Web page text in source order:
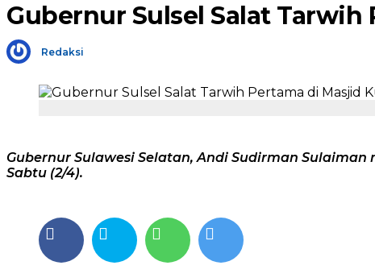
Gubernur Sulsel Salat
Redaksi
Gubernur Sulawesi Selatan, Andi Sudirman
Sabtu (2/4).